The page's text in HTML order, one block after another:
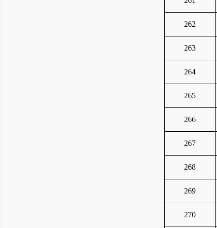
262
263
264
265
266
267
268
269
270